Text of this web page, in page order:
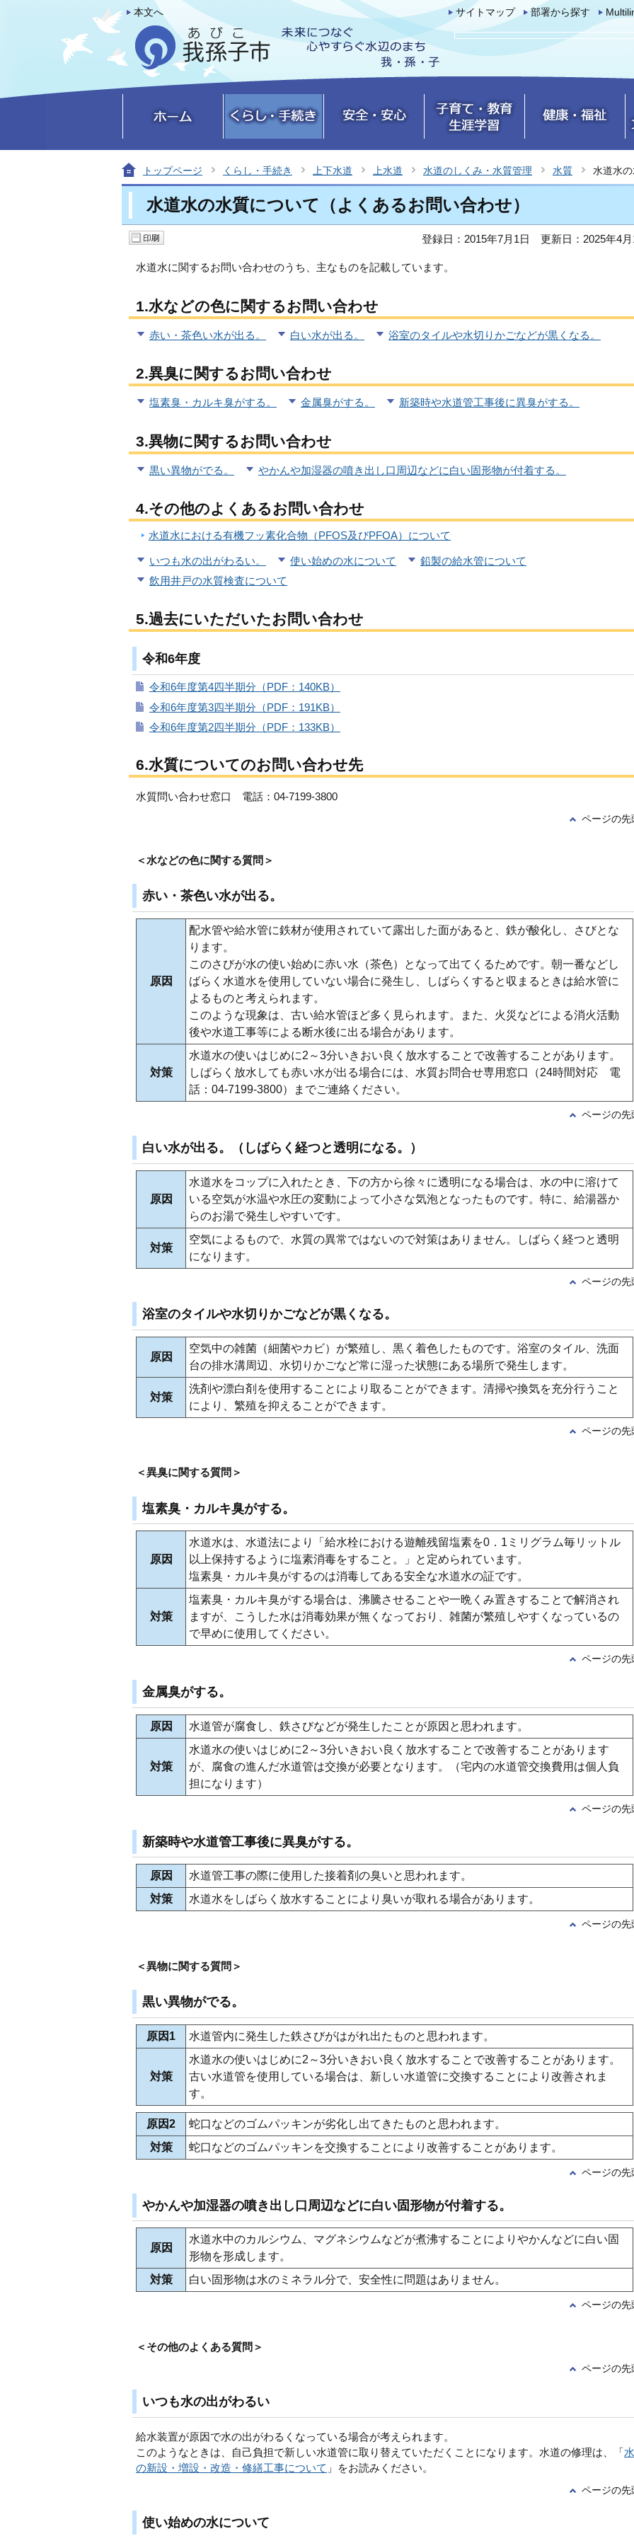
本文へ サイトマップ 部署から探す
トップページ くらし・手続き 上下水道 上水道 水道のしくみ・水質管理 水質 水道水
水道水の水質について（よくあるお問い合わせ）
登録日：2015年7月1日 更新日：2025年4
水道水に関するお問い合わせのうち、主なものを記載しています。
1.水などの色に関するお問い合わせ
赤い・茶色い水が出る。 白い水が出る。 浴室のタイルや水切りかごなどが黒くなる。
2.異臭に関するお問い合わせ
塩素臭・カルキ臭がする。 金属臭がする。 新築時や水道管工事後に異臭がする。
3.異物に関するお問い合わせ
黒い異物がでる。 やかんや加湿器の噴き出し口周辺などに白い固形物が付着する。
4.その他のよくあるお問い合わせ
水道水における有機フッ素化合物（PFOS及びPFOA）について
いつも水の出がわるい。 使い始めの水について
鉛製の給水管について
飲用井戸の水質検査について
5.過去にいただいたお問い合わせ
令和6年度
令和6年度第4四半期分（PDF：140KB）
令和6年度第3四半期分（PDF：191KB）
令和6年度第2四半期分（PDF：133KB）
6.水質についてのお問い合わせ先
水質問い合わせ窓口 電話：04-7199-3800
ページの先
＜水などの色に関する質問＞
赤い・茶色い水が出る。
原因
配水管や給水管に鉄材が使用されていて露出した面があると、鉄が酸化し、さびとな
ります。
このさびが水の使い始めに赤い水（茶色）となって出てくるためです。朝一番などし
ばらく水道水を使用していない場合に発生し、しばらくすると収まるときは給水管に
よるものと考えられます。
このような現象は、古い給水管ほど多く見られます。また、火災などによる消火活動
後や水道工事等による断水後に出る場合があります。
対策
水道水の使いはじめに2～3分いきおい良く放水することで改善することがあります。
しばらく放水しても赤い水が出る場合には、水質お問合せ専用窓口（24時間対応 電
話：04-7199-3800）までご連絡ください。
ページの先
白い水が出る。（しばらく経つと透明になる。）
原因
水道水をコップに入れたとき、下の方から徐々に透明になる場合は、水の中に溶けて
いる空気が水温や水圧の変動によって小さな気泡となったものです。特に、給湯器か
らのお湯で発生しやすいです。
対策
空気によるもので、水質の異常ではないので対策はありません。しばらく経つと透明
になります。
ページの先
浴室のタイルや水切りかごなどが黒くなる。
原因
空気中の雑菌（細菌やカビ）が繁殖し、黒く着色したものです。浴室のタイル、洗面
台の排水溝周辺、水切りかごなど常に湿った状態にある場所で発生します。
対策
洗剤や漂白剤を使用することにより取ることができます。清掃や換気を充分行うこと
により、繁殖を抑えることができます。
ページの先
＜異臭に関する質問＞
塩素臭・カルキ臭がする。
原因
水道水は、水道法により「給水栓における遊離残留塩素を0．1ミリグラム毎リットル
以上保持するように塩素消毒をすること。」と定められています。
塩素臭・カルキ臭がするのは消毒してある安全な水道水の証です。
対策
塩素臭・カルキ臭がする場合は、沸騰させることや一晩くみ置きすることで解消され
ますが、こうした水は消毒効果が無くなっており、雑菌が繁殖しやすくなっているの
で早めに使用してください。
ページの先
金属臭がする。
原因 水道管が腐食し、鉄さびなどが発生したことが原因と思われます。
対策
水道水の使いはじめに2～3分いきおい良く放水することで改善することがあります
が、腐食の進んだ水道管は交換が必要となります。（宅内の水道管交換費用は個人負
担になります）
ページの先
新築時や水道管工事後に異臭がする。
原因
水道管工事の際に使用した接着剤の臭いと思われます。
対策
水道水をしばらく放水することにより臭いが取れる場合があります。
ページの先
＜異物に関する質問＞
黒い異物がでる。
原因1 水道管内に発生した鉄さびがはがれ出たものと思われます。
対策
水道水の使いはじめに2～3分いきおい良く放水することで改善することがあります。
古い水道管を使用している場合は、新しい水道管に交換することにより改善されま
す。
原因2
蛇口などのゴムパッキンが劣化し出てきたものと思われます。
対策
蛇口などのゴムパッキンを交換することにより改善することがあります。
ページの先
やかんや加湿器の噴き出し口周辺などに白い固形物が付着する。
原因
水道水中のカルシウム、マグネシウムなどが煮沸することによりやかんなどに白い固
形物を形成します。
対策
白い固形物は水のミネラル分で、安全性に問題はありません。
ページの先
＜その他のよくある質問＞
ページの先
いつも水の出がわるい
給水装置が原因で水の出がわるくなっている場合が考えられます。
このようなときは、自己負担で新しい水道管に取り替えていただくことになります。水道の修理は、「
の新設・増設・改造・修繕工事について 」をお読みください。
ページの先
使い始めの水について